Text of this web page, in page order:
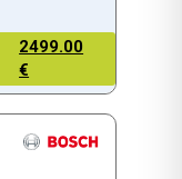
2499.00
€